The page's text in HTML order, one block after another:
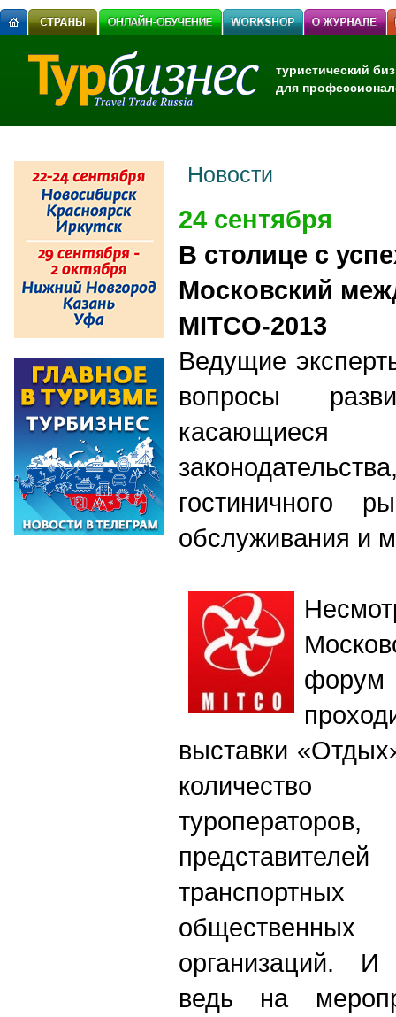
туристический
для
Новости
24 сентября
В столице с
Московский
MITCO-2013
Ведущие
вопросы
гостиничного
обслуживания и
выставки
организаций. И
ведь на